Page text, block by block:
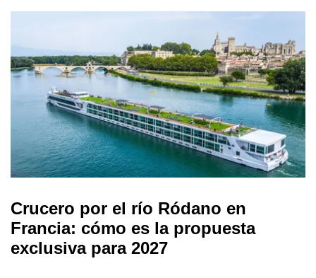
Crucero por el río Ródano en
Francia: cómo es la propuesta
exclusiva para 2027